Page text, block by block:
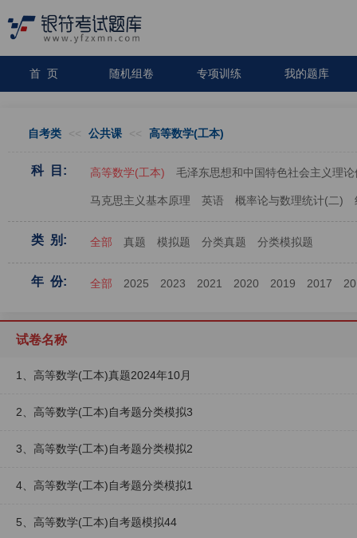
首 页 随机组卷 专项训练 我的题库
自考类 << 公共课 << 高等数学(工本)
科 目: 高等数学(工本) 毛泽东思想和中国特色社会主义理
马克思主义基本原理 英语 概率论与数理统计(二)
类 别: 全部 真题 模拟题 分类真题 分类模拟题
年 份: 全部 2025 2023 2021 2020 2019 2017
试卷名称
1、高等数学(工本)真题2024年10月
2、高等数学(工本)自考题分类模拟3
3、高等数学(工本)自考题分类模拟2
4、高等数学(工本)自考题分类模拟1
5、高等数学(工本)自考题模拟44